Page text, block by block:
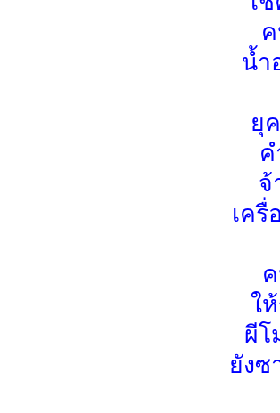
น้ำ
ยุ
จ้
เครื่
ใ
ผีโ
ยัง